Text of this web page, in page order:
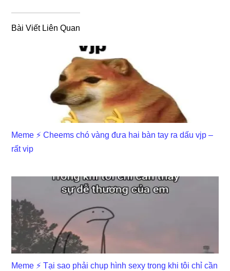
Bài Viết Liên Quan
Meme ⚡ Cheems chó vàng đưa hai bàn tay ra dấu vjp –
rất vip
Meme ⚡ Tại sao phải chụp hình sexy trong khi tôi chỉ cần